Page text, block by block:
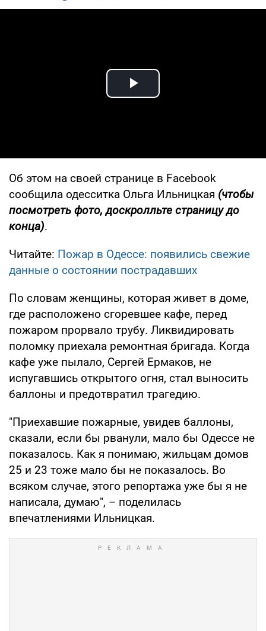
Play Video
Об этом на своей странице в Facebook
сообщила одесситка Ольга Ильницкая (чтобы
посмотреть фото, доскролльте страницу до
конца).
Читайте: Пожар в Одессе: появились свежие
данные о состоянии пострадавших
По словам женщины, которая живет в доме,
где расположено сгоревшее кафе, перед
пожаром прорвало трубу. Ликвидировать
поломку приехала ремонтная бригада. Когда
кафе уже пылало, Сергей Ермаков, не
испугавшись открытого огня, стал выносить
баллоны и предотвратил трагедию.
"Приехавшие пожарные, увидев баллоны,
сказали, если бы рванули, мало бы Одессе не
показалось. Как я понимаю, жильцам домов
25 и 23 тоже мало бы не показалось. Во
всяком случае, этого репортажа уже бы я не
написала, думаю", – поделилась
впечатлениями Ильницкая.